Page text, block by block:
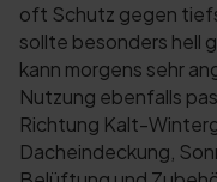
oft Schutz gegen
sollte besonders hell
kann morgens sehr
Nutzung ebenfalls
Richtung Kalt-
Dacheindeckung,